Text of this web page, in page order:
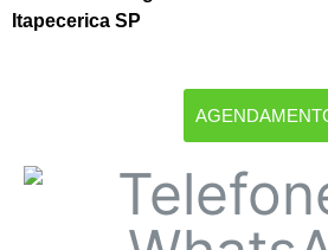
Itapecerica SP